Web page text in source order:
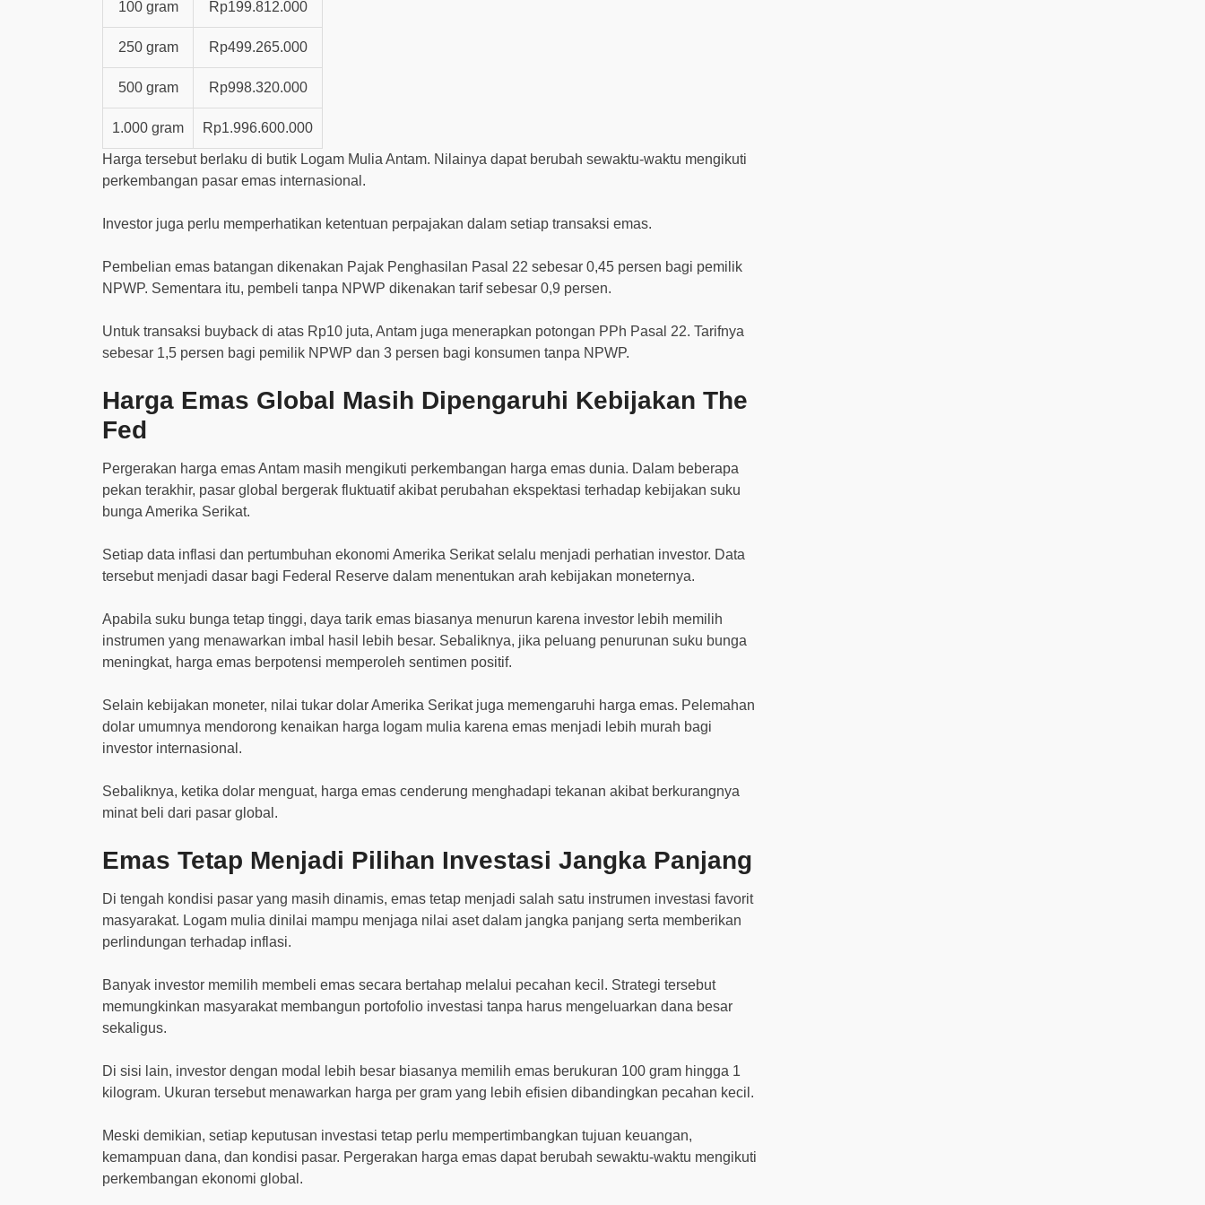
100 gram Rp199.812.000
250 gram Rp499.265.000
500 gram Rp998.320.000
1.000 gram Rp1.996.600.000
Harga tersebut berlaku di butik Logam Mulia Antam. Nilainya dapat berubah sewaktu-waktu mengikuti
perkembangan pasar emas internasional.
Investor juga perlu memperhatikan ketentuan perpajakan dalam setiap transaksi emas.
Pembelian emas batangan dikenakan Pajak Penghasilan Pasal 22 sebesar 0,45 persen bagi pemilik
NPWP. Sementara itu, pembeli tanpa NPWP dikenakan tarif sebesar 0,9 persen.
Untuk transaksi buyback di atas Rp10 juta, Antam juga menerapkan potongan PPh Pasal 22. Tarifnya
sebesar 1,5 persen bagi pemilik NPWP dan 3 persen bagi konsumen tanpa NPWP.
Harga Emas Global Masih Dipengaruhi Kebijakan The
Fed
Pergerakan harga emas Antam masih mengikuti perkembangan harga emas dunia. Dalam beberapa
pekan terakhir, pasar global bergerak fluktuatif akibat perubahan ekspektasi terhadap kebijakan suku
bunga Amerika Serikat.
Setiap data inflasi dan pertumbuhan ekonomi Amerika Serikat selalu menjadi perhatian investor. Data
tersebut menjadi dasar bagi Federal Reserve dalam menentukan arah kebijakan moneternya.
Apabila suku bunga tetap tinggi, daya tarik emas biasanya menurun karena investor lebih memilih
instrumen yang menawarkan imbal hasil lebih besar. Sebaliknya, jika peluang penurunan suku bunga
meningkat, harga emas berpotensi memperoleh sentimen positif.
Selain kebijakan moneter, nilai tukar dolar Amerika Serikat juga memengaruhi harga emas. Pelemahan
dolar umumnya mendorong kenaikan harga logam mulia karena emas menjadi lebih murah bagi
investor internasional.
Sebaliknya, ketika dolar menguat, harga emas cenderung menghadapi tekanan akibat berkurangnya
minat beli dari pasar global.
Emas Tetap Menjadi Pilihan Investasi Jangka Panjang
Di tengah kondisi pasar yang masih dinamis, emas tetap menjadi salah satu instrumen investasi favorit
masyarakat. Logam mulia dinilai mampu menjaga nilai aset dalam jangka panjang serta memberikan
perlindungan terhadap inflasi.
Banyak investor memilih membeli emas secara bertahap melalui pecahan kecil. Strategi tersebut
memungkinkan masyarakat membangun portofolio investasi tanpa harus mengeluarkan dana besar
sekaligus.
Di sisi lain, investor dengan modal lebih besar biasanya memilih emas berukuran 100 gram hingga 1
kilogram. Ukuran tersebut menawarkan harga per gram yang lebih efisien dibandingkan pecahan kecil.
Meski demikian, setiap keputusan investasi tetap perlu mempertimbangkan tujuan keuangan,
kemampuan dana, dan kondisi pasar. Pergerakan harga emas dapat berubah sewaktu-waktu mengikuti
perkembangan ekonomi global.